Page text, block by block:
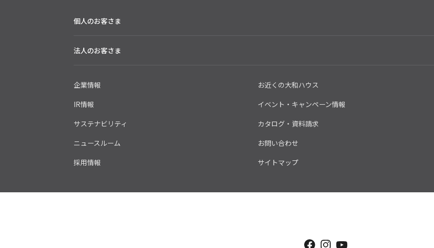
個人のお客さま
法人のお客さま
企業情報
IR情報
サステナビリティ
ニュースルーム
採用情報
お近くの大和ハウス
イベント・キャンペーン情報
カタログ・資料請求
お問い合わせ
サイトマップ